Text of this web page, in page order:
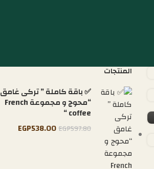
المنتجات
✅ باقة كاملة ” تركى غامق
“محوج و مجموعة French
coffee “
EGP597.80
EGP538.00